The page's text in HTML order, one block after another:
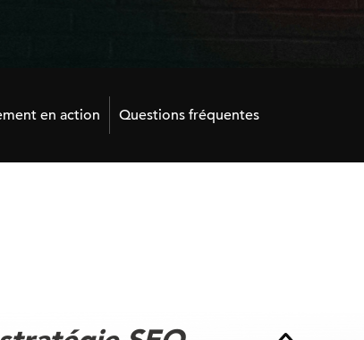
en action Questions fréquentes